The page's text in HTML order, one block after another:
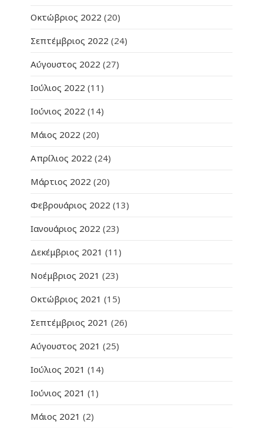
Οκτώβριος 2022 (20)
Σεπτέμβριος 2022 (24)
Αύγουστος 2022 (27)
Ιούλιος 2022 (11)
Ιούνιος 2022 (14)
Μάιος 2022 (20)
Απρίλιος 2022 (24)
Μάρτιος 2022 (20)
Φεβρουάριος 2022 (13)
Ιανουάριος 2022 (23)
Δεκέμβριος 2021 (11)
Νοέμβριος 2021 (23)
Οκτώβριος 2021 (15)
Σεπτέμβριος 2021 (26)
Αύγουστος 2021 (25)
Ιούλιος 2021 (14)
Ιούνιος 2021 (1)
Μάιος 2021 (2)